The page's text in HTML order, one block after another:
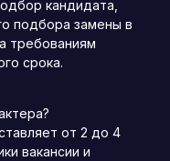
кандидата,
подбора замены в
требованиям
срока.
от 2 до 4
вакансии и